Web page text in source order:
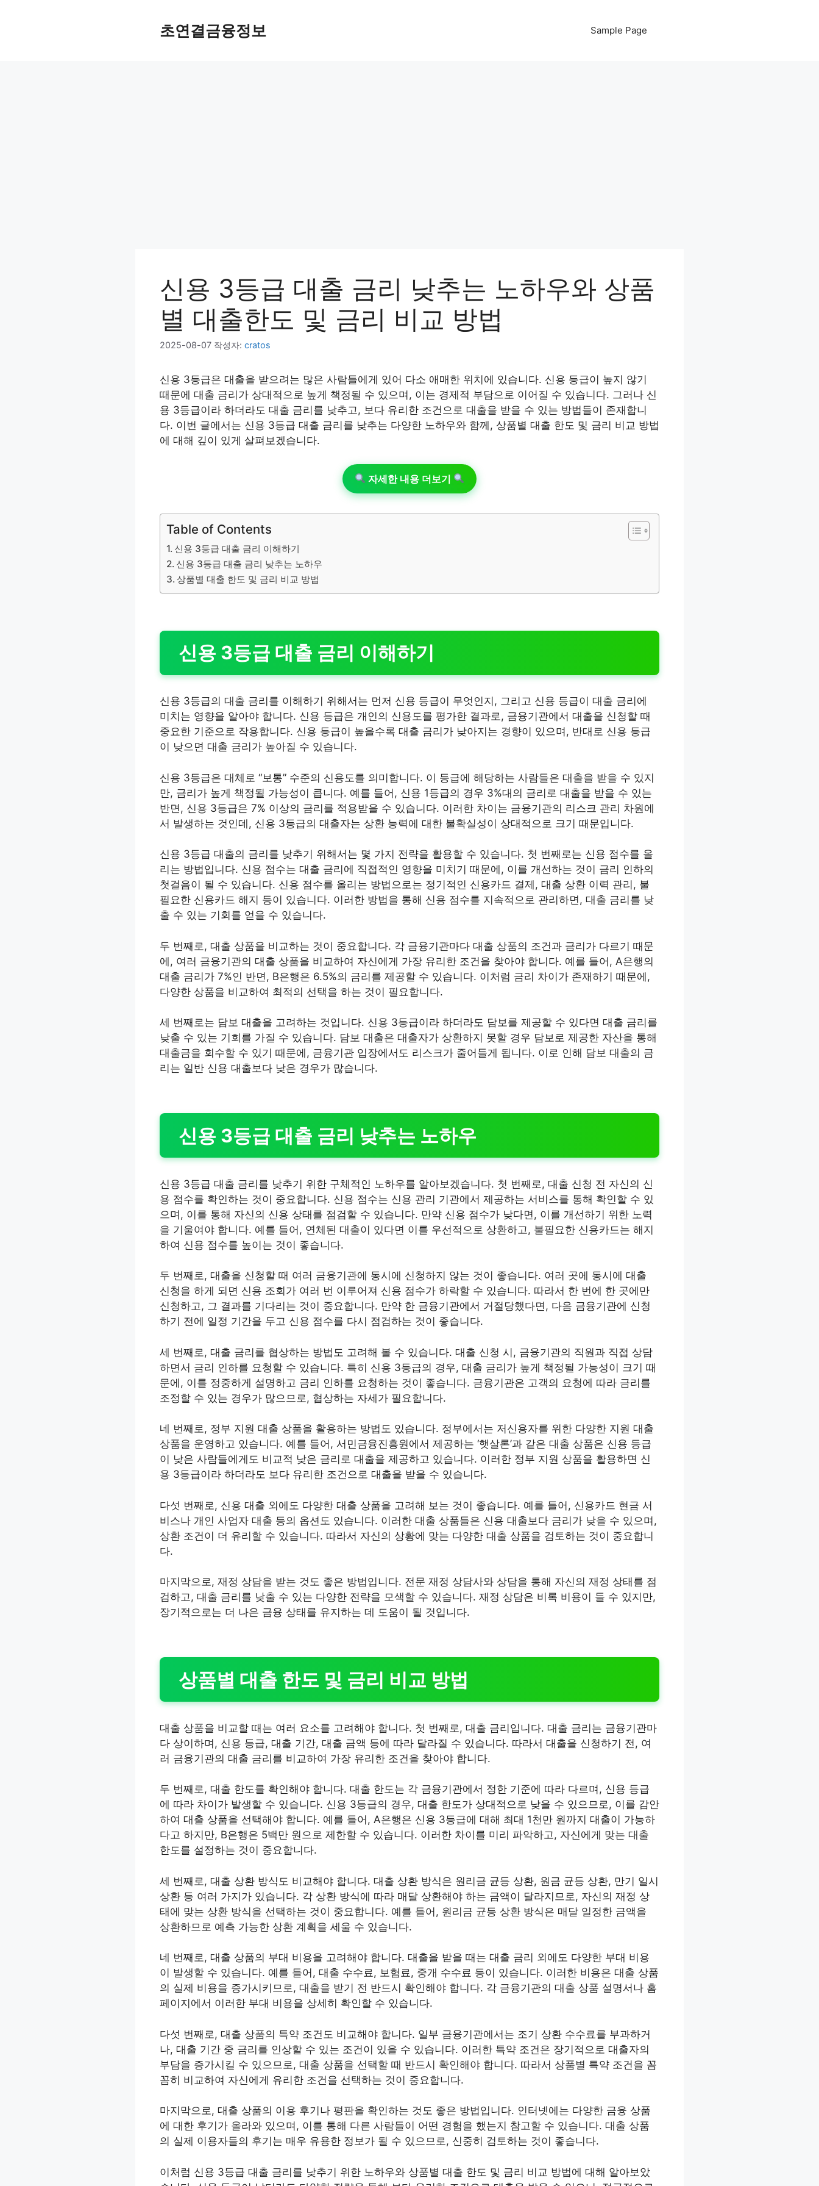
초연결금융정보 Sample Page
신용 3등급 대출 금리 낮추는 노하우와 상품
별 대출한도 및 금리 비교 방법
2025-08-07 작성자: cratos
신용 3등급은 대출을 받으려는 많은 사람들에게 있어 다소 애매한 위치에 있습니다. 신용 등급이 높지 않기
때문에 대출 금리가 상대적으로 높게 책정될 수 있으며, 이는 경제적 부담으로 이어질 수 있습니다. 그러나 신
용 3등급이라 하더라도 대출 금리를 낮추고, 보다 유리한 조건으로 대출을 받을 수 있는 방법들이 존재합니
다. 이번 글에서는 신용 3등급 대출 금리를 낮추는 다양한 노하우와 함께, 상품별 대출 한도 및 금리 비교 방법
에 대해 깊이 있게 살펴보겠습니다.
자세한 내용 더보기
Table of Contents
신용 3등급 대출 금리 이해하기
신용 3등급 대출 금리 낮추는 노하우
상품별 대출 한도 및 금리 비교 방법
신용 3등급 대출 금리 이해하기
신용 3등급의 대출 금리를 이해하기 위해서는 먼저 신용 등급이 무엇인지, 그리고 신용 등급이 대출 금리에
미치는 영향을 알아야 합니다. 신용 등급은 개인의 신용도를 평가한 결과로, 금융기관에서 대출을 신청할 때
중요한 기준으로 작용합니다. 신용 등급이 높을수록 대출 금리가 낮아지는 경향이 있으며, 반대로 신용 등급
이 낮으면 대출 금리가 높아질 수 있습니다.
신용 3등급은 대체로 “보통” 수준의 신용도를 의미합니다. 이 등급에 해당하는 사람들은 대출을 받을 수 있지
만, 금리가 높게 책정될 가능성이 큽니다. 예를 들어, 신용 1등급의 경우 3%대의 금리로 대출을 받을 수 있는
반면, 신용 3등급은 7% 이상의 금리를 적용받을 수 있습니다. 이러한 차이는 금융기관의 리스크 관리 차원에
서 발생하는 것인데, 신용 3등급의 대출자는 상환 능력에 대한 불확실성이 상대적으로 크기 때문입니다.
신용 3등급 대출의 금리를 낮추기 위해서는 몇 가지 전략을 활용할 수 있습니다. 첫 번째로는 신용 점수를 올
리는 방법입니다. 신용 점수는 대출 금리에 직접적인 영향을 미치기 때문에, 이를 개선하는 것이 금리 인하의
첫걸음이 될 수 있습니다. 신용 점수를 올리는 방법으로는 정기적인 신용카드 결제, 대출 상환 이력 관리, 불
필요한 신용카드 해지 등이 있습니다. 이러한 방법을 통해 신용 점수를 지속적으로 관리하면, 대출 금리를 낮
출 수 있는 기회를 얻을 수 있습니다.
두 번째로, 대출 상품을 비교하는 것이 중요합니다. 각 금융기관마다 대출 상품의 조건과 금리가 다르기 때문
에, 여러 금융기관의 대출 상품을 비교하여 자신에게 가장 유리한 조건을 찾아야 합니다. 예를 들어, A은행의
대출 금리가 7%인 반면, B은행은 6.5%의 금리를 제공할 수 있습니다. 이처럼 금리 차이가 존재하기 때문에,
다양한 상품을 비교하여 최적의 선택을 하는 것이 필요합니다.
세 번째로는 담보 대출을 고려하는 것입니다. 신용 3등급이라 하더라도 담보를 제공할 수 있다면 대출 금리를
낮출 수 있는 기회를 가질 수 있습니다. 담보 대출은 대출자가 상환하지 못할 경우 담보로 제공한 자산을 통해
대출금을 회수할 수 있기 때문에, 금융기관 입장에서도 리스크가 줄어들게 됩니다. 이로 인해 담보 대출의 금
리는 일반 신용 대출보다 낮은 경우가 많습니다.
신용 3등급 대출 금리 낮추는 노하우
신용 3등급 대출 금리를 낮추기 위한 구체적인 노하우를 알아보겠습니다. 첫 번째로, 대출 신청 전 자신의 신
용 점수를 확인하는 것이 중요합니다. 신용 점수는 신용 관리 기관에서 제공하는 서비스를 통해 확인할 수 있
으며, 이를 통해 자신의 신용 상태를 점검할 수 있습니다. 만약 신용 점수가 낮다면, 이를 개선하기 위한 노력
을 기울여야 합니다. 예를 들어, 연체된 대출이 있다면 이를 우선적으로 상환하고, 불필요한 신용카드는 해지
하여 신용 점수를 높이는 것이 좋습니다.
두 번째로, 대출을 신청할 때 여러 금융기관에 동시에 신청하지 않는 것이 좋습니다. 여러 곳에 동시에 대출
신청을 하게 되면 신용 조회가 여러 번 이루어져 신용 점수가 하락할 수 있습니다. 따라서 한 번에 한 곳에만
신청하고, 그 결과를 기다리는 것이 중요합니다. 만약 한 금융기관에서 거절당했다면, 다음 금융기관에 신청
하기 전에 일정 기간을 두고 신용 점수를 다시 점검하는 것이 좋습니다.
세 번째로, 대출 금리를 협상하는 방법도 고려해 볼 수 있습니다. 대출 신청 시, 금융기관의 직원과 직접 상담
하면서 금리 인하를 요청할 수 있습니다. 특히 신용 3등급의 경우, 대출 금리가 높게 책정될 가능성이 크기 때
문에, 이를 정중하게 설명하고 금리 인하를 요청하는 것이 좋습니다. 금융기관은 고객의 요청에 따라 금리를
조정할 수 있는 경우가 많으므로, 협상하는 자세가 필요합니다.
네 번째로, 정부 지원 대출 상품을 활용하는 방법도 있습니다. 정부에서는 저신용자를 위한 다양한 지원 대출
상품을 운영하고 있습니다. 예를 들어, 서민금융진흥원에서 제공하는 ‘햇살론’과 같은 대출 상품은 신용 등급
이 낮은 사람들에게도 비교적 낮은 금리로 대출을 제공하고 있습니다. 이러한 정부 지원 상품을 활용하면 신
용 3등급이라 하더라도 보다 유리한 조건으로 대출을 받을 수 있습니다.
다섯 번째로, 신용 대출 외에도 다양한 대출 상품을 고려해 보는 것이 좋습니다. 예를 들어, 신용카드 현금 서
비스나 개인 사업자 대출 등의 옵션도 있습니다. 이러한 대출 상품들은 신용 대출보다 금리가 낮을 수 있으며,
상환 조건이 더 유리할 수 있습니다. 따라서 자신의 상황에 맞는 다양한 대출 상품을 검토하는 것이 중요합니
다.
마지막으로, 재정 상담을 받는 것도 좋은 방법입니다. 전문 재정 상담사와 상담을 통해 자신의 재정 상태를 점
검하고, 대출 금리를 낮출 수 있는 다양한 전략을 모색할 수 있습니다. 재정 상담은 비록 비용이 들 수 있지만,
장기적으로는 더 나은 금융 상태를 유지하는 데 도움이 될 것입니다.
상품별 대출 한도 및 금리 비교 방법
대출 상품을 비교할 때는 여러 요소를 고려해야 합니다. 첫 번째로, 대출 금리입니다. 대출 금리는 금융기관마
다 상이하며, 신용 등급, 대출 기간, 대출 금액 등에 따라 달라질 수 있습니다. 따라서 대출을 신청하기 전, 여
러 금융기관의 대출 금리를 비교하여 가장 유리한 조건을 찾아야 합니다.
두 번째로, 대출 한도를 확인해야 합니다. 대출 한도는 각 금융기관에서 정한 기준에 따라 다르며, 신용 등급
에 따라 차이가 발생할 수 있습니다. 신용 3등급의 경우, 대출 한도가 상대적으로 낮을 수 있으므로, 이를 감안
하여 대출 상품을 선택해야 합니다. 예를 들어, A은행은 신용 3등급에 대해 최대 1천만 원까지 대출이 가능하
다고 하지만, B은행은 5백만 원으로 제한할 수 있습니다. 이러한 차이를 미리 파악하고, 자신에게 맞는 대출
한도를 설정하는 것이 중요합니다.
세 번째로, 대출 상환 방식도 비교해야 합니다. 대출 상환 방식은 원리금 균등 상환, 원금 균등 상환, 만기 일시
상환 등 여러 가지가 있습니다. 각 상환 방식에 따라 매달 상환해야 하는 금액이 달라지므로, 자신의 재정 상
태에 맞는 상환 방식을 선택하는 것이 중요합니다. 예를 들어, 원리금 균등 상환 방식은 매달 일정한 금액을
상환하므로 예측 가능한 상환 계획을 세울 수 있습니다.
네 번째로, 대출 상품의 부대 비용을 고려해야 합니다. 대출을 받을 때는 대출 금리 외에도 다양한 부대 비용
이 발생할 수 있습니다. 예를 들어, 대출 수수료, 보험료, 중개 수수료 등이 있습니다. 이러한 비용은 대출 상품
의 실제 비용을 증가시키므로, 대출을 받기 전 반드시 확인해야 합니다. 각 금융기관의 대출 상품 설명서나 홈
페이지에서 이러한 부대 비용을 상세히 확인할 수 있습니다.
다섯 번째로, 대출 상품의 특약 조건도 비교해야 합니다. 일부 금융기관에서는 조기 상환 수수료를 부과하거
나, 대출 기간 중 금리를 인상할 수 있는 조건이 있을 수 있습니다. 이러한 특약 조건은 장기적으로 대출자의
부담을 증가시킬 수 있으므로, 대출 상품을 선택할 때 반드시 확인해야 합니다. 따라서 상품별 특약 조건을 꼼
꼼히 비교하여 자신에게 유리한 조건을 선택하는 것이 중요합니다.
마지막으로, 대출 상품의 이용 후기나 평판을 확인하는 것도 좋은 방법입니다. 인터넷에는 다양한 금융 상품
에 대한 후기가 올라와 있으며, 이를 통해 다른 사람들이 어떤 경험을 했는지 참고할 수 있습니다. 대출 상품
의 실제 이용자들의 후기는 매우 유용한 정보가 될 수 있으므로, 신중히 검토하는 것이 좋습니다.
이처럼 신용 3등급 대출 금리를 낮추기 위한 노하우와 상품별 대출 한도 및 금리 비교 방법에 대해 알아보았